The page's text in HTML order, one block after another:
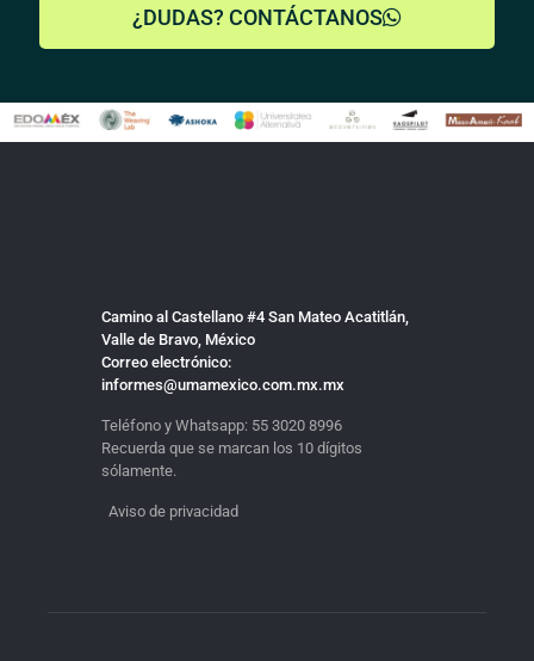
¿DUDAS? CONTÁCTANOS
Camino al Castellano #4 San Mateo Acatitlán,
Valle de Bravo, México
Correo electrónico:
informes@umamexico.com.mx.mx
Teléfono y Whatsapp: 55 3020 8996
Recuerda que se marcan los 10 dígitos
sólamente.
Aviso de privacidad